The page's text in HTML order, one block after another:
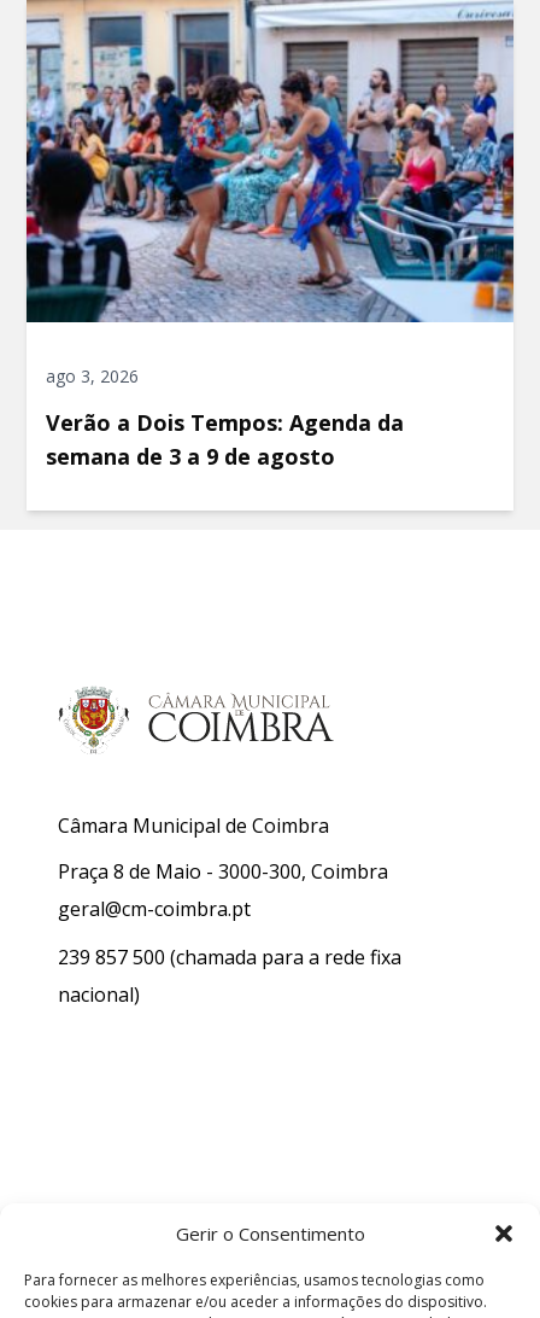
Gerir o Consentimento
Para fornecer as melhores experiências, usamos tecnologias como
cookies para armazenar e/ou aceder a informações do dispositivo.
ago 3, 2026
Verão a Dois Tempos: Agenda da
semana de 3 a 9 de agosto
Câmara Municipal de Coimbra
Praça 8 de Maio - 3000-300, Coimbra
geral@cm-coimbra.pt
239 857 500 (chamada para a rede fixa
nacional)